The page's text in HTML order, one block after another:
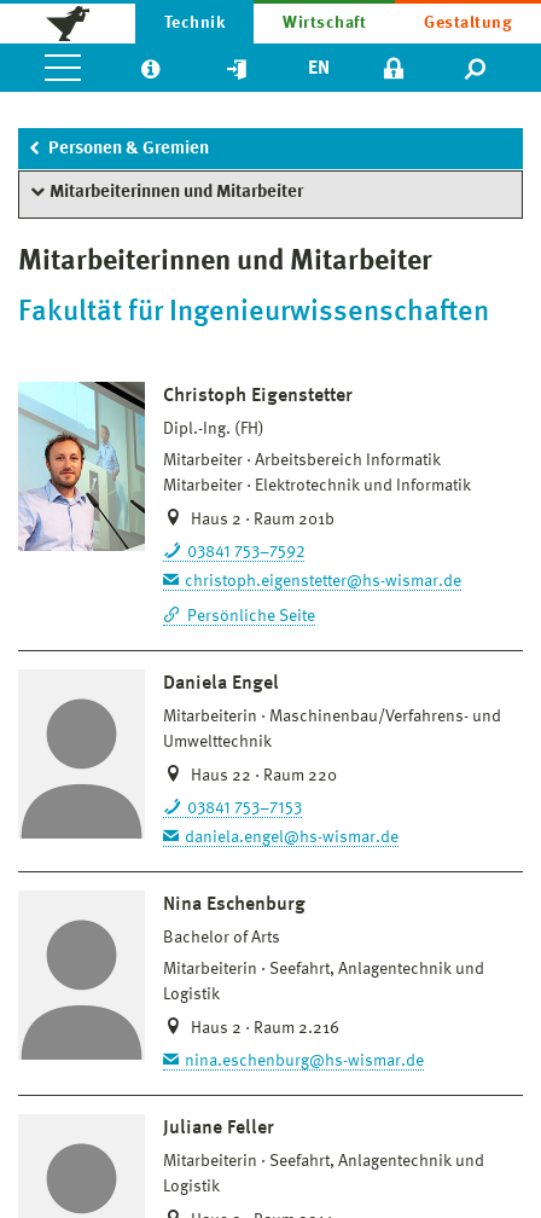
Technik Wirtschaft Gestaltung
EN
Personen & Gremien
Mitarbeiterinnen und Mitarbeiter
Mitarbeiterinnen und Mitarbeiter
Fakultät für Ingenieurwissenschaften
Christoph Eigenstetter
Dipl.-Ing. (FH)
Mitarbeiter
Arbeitsbereich Informatik
Mitarbeiter
Elektrotechnik und Informatik
Haus 2 · Raum 201b
03841 753–7592
christoph.eigenstetter@hs-wismar.de
Persönliche Seite
Daniela Engel
Mitarbeiterin
Maschinenbau/Verfahrens- und
Umwelttechnik
Haus 22 · Raum 220
03841 753–7153
daniela.engel@hs-wismar.de
Nina Eschenburg
Bachelor of Arts
Mitarbeiterin
Seefahrt, Anlagentechnik und
Logistik
Haus 2 · Raum 2.216
nina.eschenburg@hs-wismar.de
Juliane Feller
Mitarbeiterin
Seefahrt, Anlagentechnik und
Logistik